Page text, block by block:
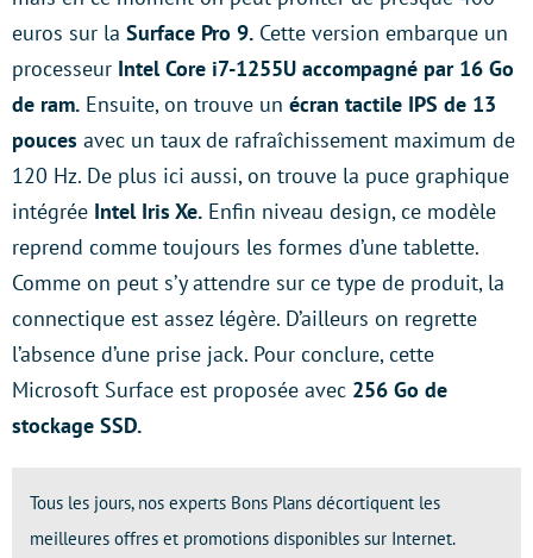
euros sur la Surface Pro 9. Cette version embarque un
processeur Intel Core i7-1255U accompagné par 16 Go
de ram. Ensuite, on trouve un écran tactile IPS de 13
pouces avec un taux de rafraîchissement maximum de
120 Hz. De plus ici aussi, on trouve la puce graphique
intégrée Intel Iris Xe. Enfin niveau design, ce modèle
reprend comme toujours les formes d’une tablette.
Comme on peut s’y attendre sur ce type de produit, la
connectique est assez légère. D’ailleurs on regrette
l’absence d’une prise jack. Pour conclure, cette
Microsoft Surface est proposée avec 256 Go de
stockage SSD.
Tous les jours, nos experts Bons Plans décortiquent les
meilleures offres et promotions disponibles sur Internet.